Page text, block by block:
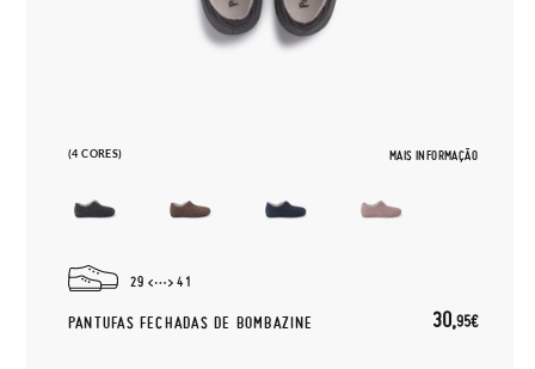
(4 CORES) MAIS INFORMAÇÃO
29 41
PANTUFAS FECHADAS DE BOMBAZINE 30,95€